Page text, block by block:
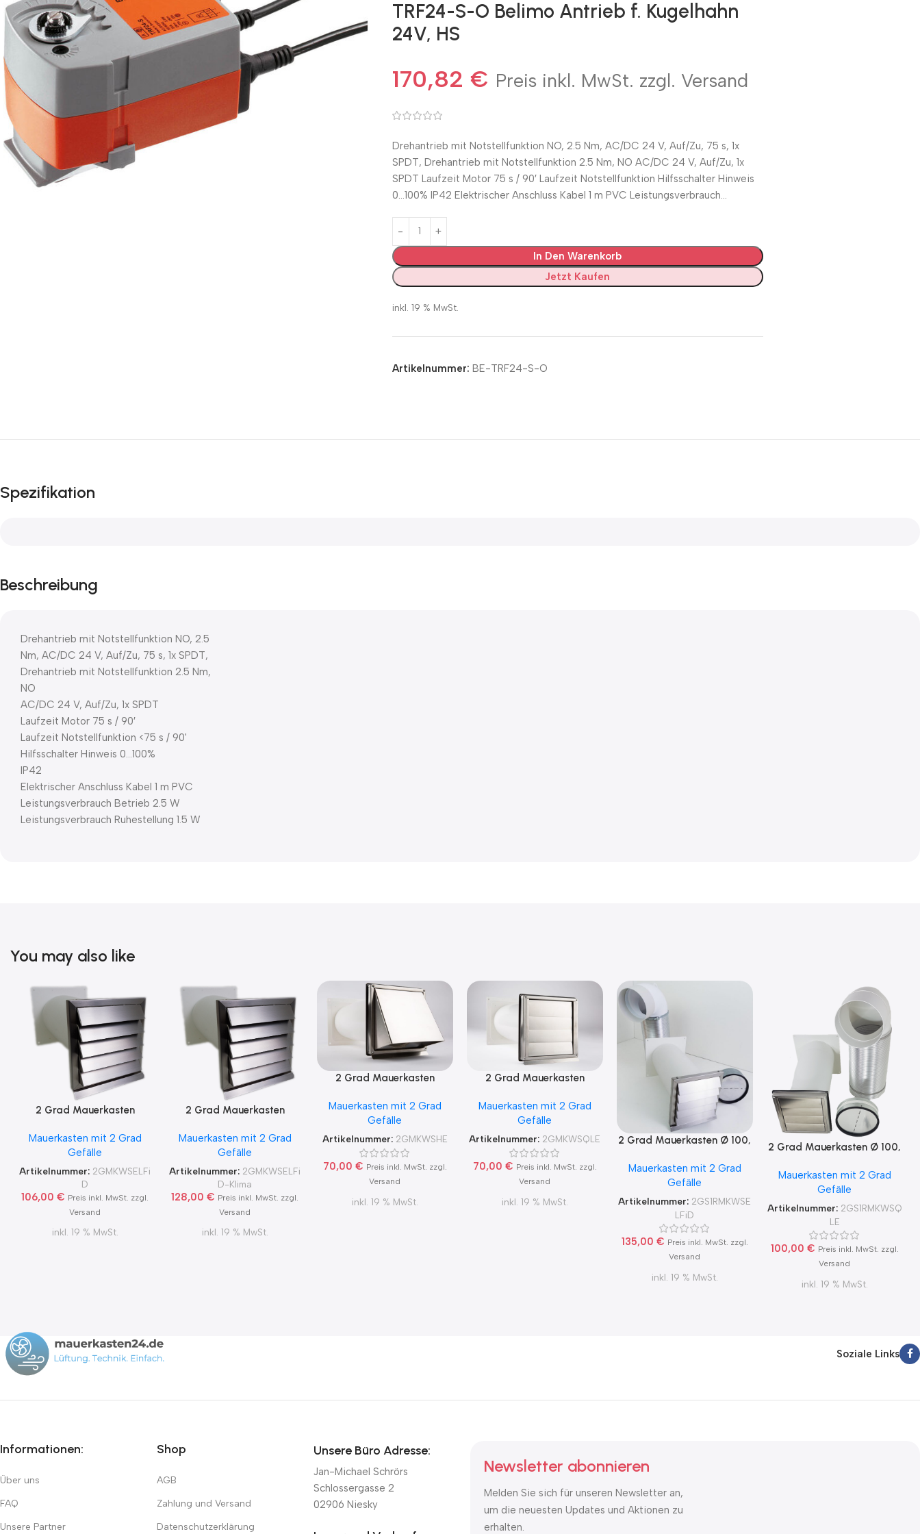
TRF24-S-O Belimo Antrieb f. Kugelhahn
24V, HS
170,82 € Preis inkl. MwSt. zzgl. Versand
Drehantrieb mit Notstellfunktion NO, 2.5 Nm, AC/DC 24 V, Auf/Zu, 75 s, 1x
SPDT, Drehantrieb mit Notstellfunktion 2.5 Nm, NO AC/DC 24 V, Auf/Zu, 1x
SPDT Laufzeit Motor 75 s / 90′ Laufzeit Notstellfunktion Hilfsschalter Hinweis
0…100% IP42 Elektrischer Anschluss Kabel 1 m PVC Leistungsverbrauch…
In Den Warenkorb
Jetzt Kaufen
inkl. 19 % MwSt.
Artikelnummer: BE-TRF24-S-O
Spezifikation
Beschreibung
Drehantrieb mit Notstellfunktion NO, 2.5
Nm, AC/DC 24 V, Auf/Zu, 75 s, 1x SPDT,
Drehantrieb mit Notstellfunktion 2.5 Nm,
NO
AC/DC 24 V, Auf/Zu, 1x SPDT
Laufzeit Motor 75 s / 90′
Laufzeit Notstellfunktion <75 s / 90'
Hilfsschalter Hinweis 0…100%
IP42
Elektrischer Anschluss Kabel 1 m PVC
Leistungsverbrauch Betrieb 2.5 W
Leistungsverbrauch Ruhestellung 1.5 W
You may also like
2 Grad Mauerkasten
Kondensatablauf auch mit
Blower Door Test und
Zertifikat Ø100, 125, 150
2Grad MKWSELFiD
Mauerkasten mit 2 Grad
Gefälle
Artikelnummer: 2GMKWSELFi
D
106,00€ Preis inkl. MwSt. zzgl.
Versand
inkl. 19 % MwSt.
2 Grad Mauerkasten
Kondensatablauf für
Klimageräte Ø150 2Grad
MKWSELFiD
Mauerkasten mit 2 Grad
Gefälle
Artikelnummer: 2GMKWSELFi
D-Klima
128,00€ Preis inkl. MwSt. zzgl.
Versand
inkl. 19 % MwSt.
2 Grad Mauerkasten
Kondensatablauf auch mit
Blower Door Test und
Zertifikat Ø100, 125, 150
Mauerkasten mit 2 Grad
Gefälle
Artikelnummer: 2GMKWSHE
70,00 € Preis inkl. MwSt. zzgl.
Versand
inkl. 19 % MwSt.
2 Grad Mauerkasten
Kondensatablauf auch mit
Blower Door Test und
Zertifikat Ø100, 125, 150
Mauerkasten mit 2 Grad
Gefälle
Artikelnummer: 2GMKWSQLE
70,00 € Preis inkl. MwSt. zzgl.
Versand
inkl. 19 % MwSt.
2 Grad Mauerkasten Ø 100,
Dunstabzug
Rückstauklappe 2GS1-R-
MKWSELFiD, runter zur
Haube mit Aluflex
Mauerkasten mit 2 Grad
Gefälle
Artikelnummer: 2GS1RMKWSE
LFiD
135,00 € Preis inkl. MwSt. zzgl.
Versand
inkl. 19 % MwSt.
2 Grad Mauerkasten Ø 100,
Dunstabzug
Rückstauklappe 2GS1-R-
MKWSQLE, runter zur
Haube mit Aluflex
Mauerkasten mit 2 Grad
Gefälle
Artikelnummer: 2GS1RMKWSQ
LE
100,00 € Preis inkl. MwSt. zzgl.
Versand
inkl. 19 % MwSt.
Soziale Links
Informationen:
Über uns
FAQ
Unsere Partner
Shop
AGB
Zahlung und Versand
Datenschutzerklärung
Unsere Büro Adresse:
Jan-Michael Schrörs
Schlossergasse 2
02906 Niesky
Newsletter abonnieren
Melden Sie sich für unseren Newsletter an,
um die neuesten Updates und Aktionen zu
erhalten.